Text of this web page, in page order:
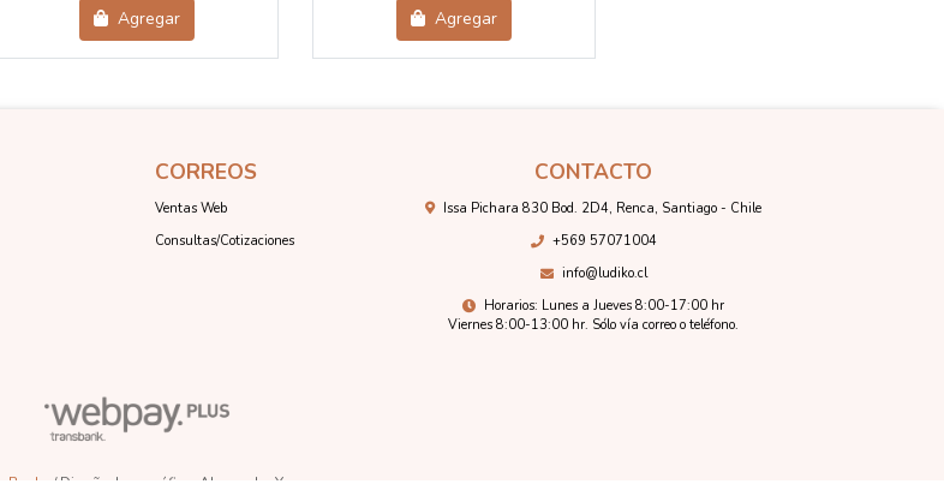
Agregar Agregar
CORREOS
Ventas Web
Consultas/Cotizaciones
CONTACTO
Issa Pichara 830 Bod. 2D4, Renca, Santiago - Chile
+569 57071004
info@ludiko.cl
Horarios: Lunes a Jueves 8:00-17:00 hr
Viernes 8:00-13:00 hr. Sólo vía correo o teléfono.
Bsale / Diseñadora gráfica: Alexandra Youngman